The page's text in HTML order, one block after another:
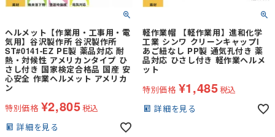
ヘルメット【作業用・工事用・電
気用】谷沢製作所 谷沢製作所
ST#0141-EZ PE製 薬品対応 耐
熱・対候性 アメリカンタイプ ひ
さし付き 国家検定合格品 国産 安
心安全 作業ヘルメット アメリカ
ン
特別価格 ¥2,805税込
詳細を見る
軽作業帽 【軽作業用】進和化学
工業 シンワ クリーンキャップI
あご紐なし PP製 通気孔付き 薬
品対応 ひさし付き 軽作業ヘルメ
ット
特別価格 ¥1,485税込
詳細を見る